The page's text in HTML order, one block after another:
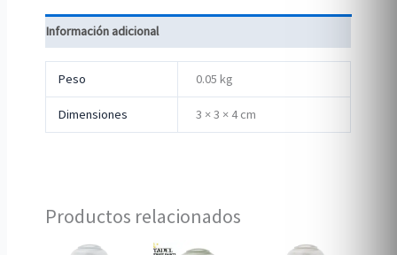
Información adicional
Peso 0.05 kg
Dimensiones 3 × 3 × 4 cm
Productos relacionados